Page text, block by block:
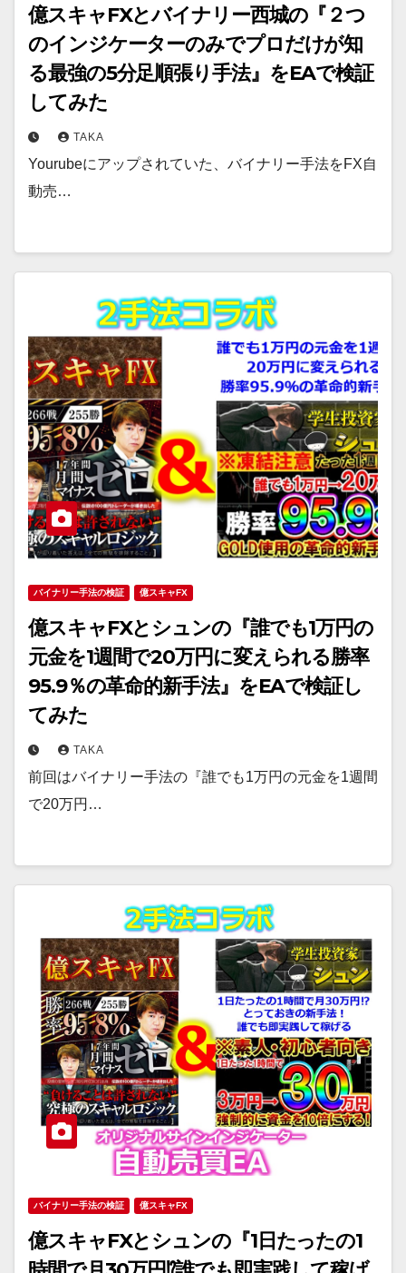
億スキャFXとバイナリー西城の『２つ
のインジケーターのみでプロだけが知
る最強の5分足順張り手法』をEAで検証
してみた
TAKA
Yourubeにアップされていた、バイナリー手法をFX自
動売…
バイナリー手法の検証 億スキャFX
億スキャFXとシュンの『誰でも1万円の
元金を1週間で20万円に変えられる勝率
95.9％の革命的新手法』をEAで検証し
てみた
TAKA
前回はバイナリー手法の『誰でも1万円の元金を1週間
で20万円…
バイナリー手法の検証 億スキャFX
億スキャFXとシュンの『1日たったの1